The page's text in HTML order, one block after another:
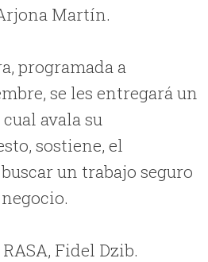
Martín.
programada a
se les entregará un
avala su
sostiene, el
un trabajo seguro
Fidel Dzib.